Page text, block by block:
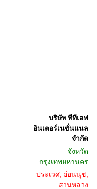
บริษัท ทีทีเอฟ
อินเตอร์เนชั่นแนล
จำกัด
จังหวัด
กรุงเทพมหานคร
ประเวศ, อ่อนนุช,
สวนหลวง